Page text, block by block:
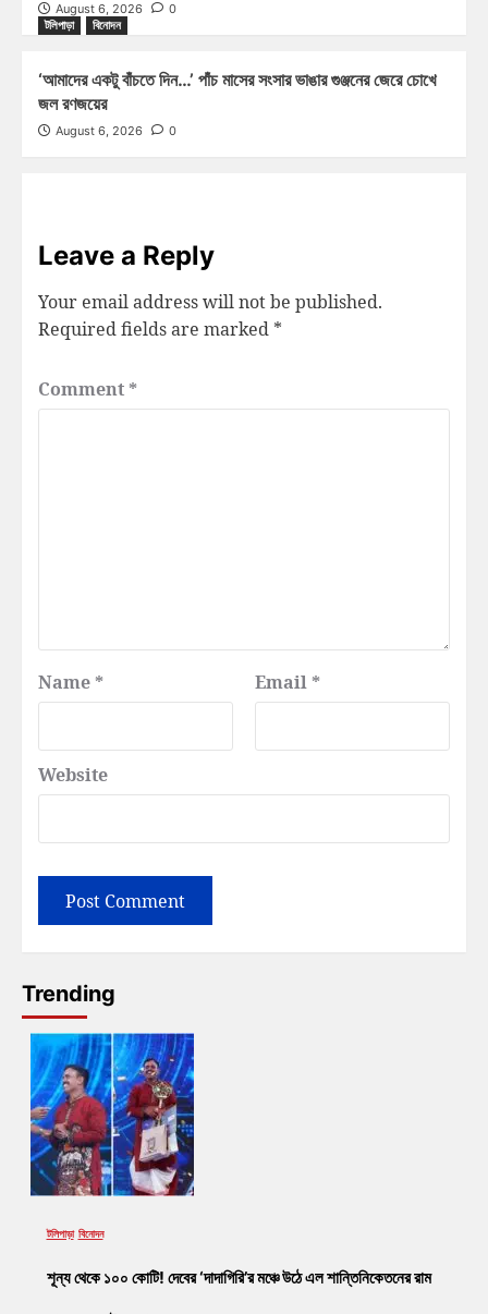
August 6, 2026
0
টলিপাড়া
বিনোদন
‘আমাদের একটু বাঁচতে দিন…’ পাঁচ মাসের সংসার ভাঙার গুঞ্জনের জেরে চোখে
জল রণজয়ের
August 6, 2026 0
Leave a Reply
Your email address will not be published.
Required fields are marked *
Comment *
Name * Email *
Website
Trending
টলিপাড়া বিনোদন
শূন্য থেকে ১০০ কোটি! দেবের ‘দাদাগিরি’র মঞ্চে উঠে এল শান্তিনিকেতনের রাম